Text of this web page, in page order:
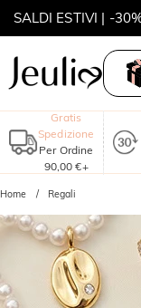
SALDI ESTIVI | -
MOVE MY WAY
Gratis
Spedizione
Per Ordine
90,00 €+
Home Regali